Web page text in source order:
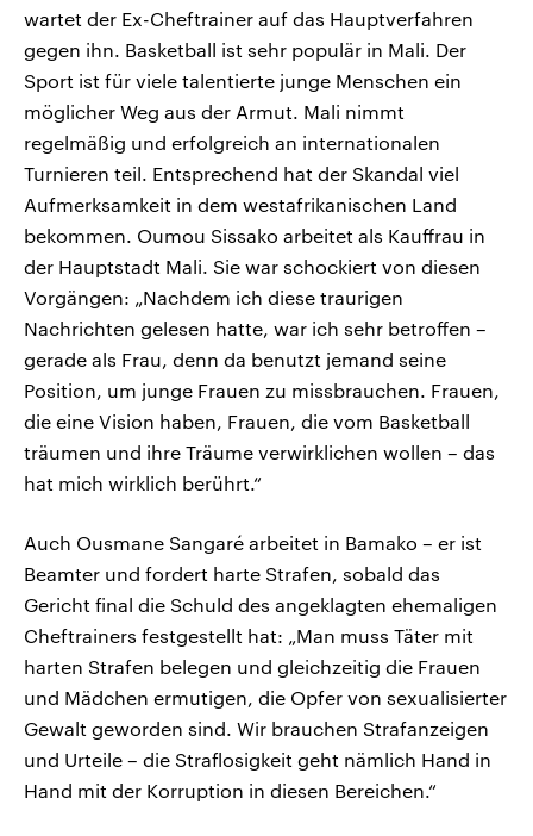
wartet der Ex-Cheftrainer auf das Hauptverfahren
gegen ihn. Basketball ist sehr populär in Mali. Der
Sport ist für viele talentierte junge Menschen ein
möglicher Weg aus der Armut. Mali nimmt
regelmäßig und erfolgreich an internationalen
Turnieren teil. Entsprechend hat der Skandal viel
Aufmerksamkeit in dem westafrikanischen Land
bekommen. Oumou Sissako arbeitet als Kauffrau in
der Hauptstadt Mali. Sie war schockiert von diesen
Vorgängen: „Nachdem ich diese traurigen
Nachrichten gelesen hatte, war ich sehr betroffen –
gerade als Frau, denn da benutzt jemand seine
Position, um junge Frauen zu missbrauchen. Frauen,
die eine Vision haben, Frauen, die vom Basketball
träumen und ihre Träume verwirklichen wollen – das
hat mich wirklich berührt.“
Auch Ousmane Sangaré arbeitet in Bamako – er ist
Beamter und fordert harte Strafen, sobald das
Gericht final die Schuld des angeklagten ehemaligen
Cheftrainers festgestellt hat: „Man muss Täter mit
harten Strafen belegen und gleichzeitig die Frauen
und Mädchen ermutigen, die Opfer von sexualisierter
Gewalt geworden sind. Wir brauchen Strafanzeigen
und Urteile – die Straflosigkeit geht nämlich Hand in
Hand mit der Korruption in diesen Bereichen.“